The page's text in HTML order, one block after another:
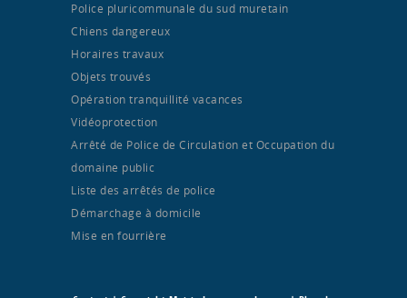
Police pluricommunale du sud muretain
Chiens dangereux
Horaires travaux
Objets trouvés
Opération tranquillité vacances
Vidéoprotection
Arrêté de Police de Circulation et Occupation du
domaine public
Liste des arrêtés de police
Démarchage à domicile
Mise en fourrière